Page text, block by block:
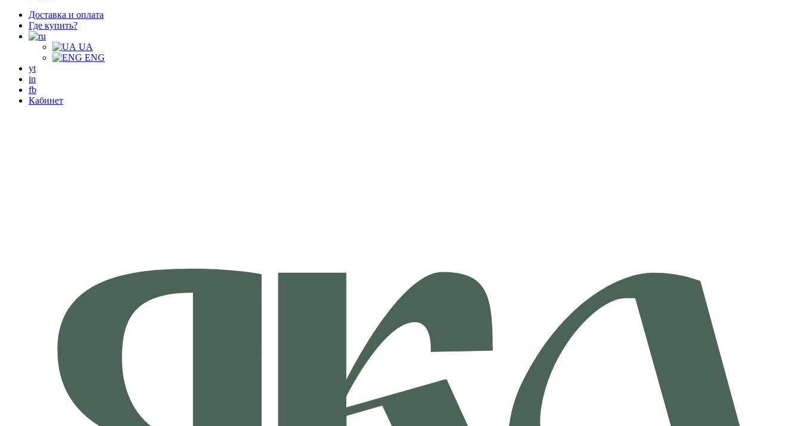
Доставка и оплата
Где купить?
UA
ENG
yt
in
fb
Кабинет